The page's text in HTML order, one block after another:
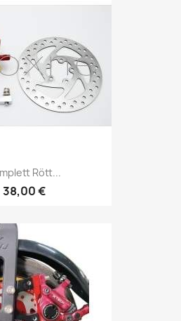
Rött...
38,00 €